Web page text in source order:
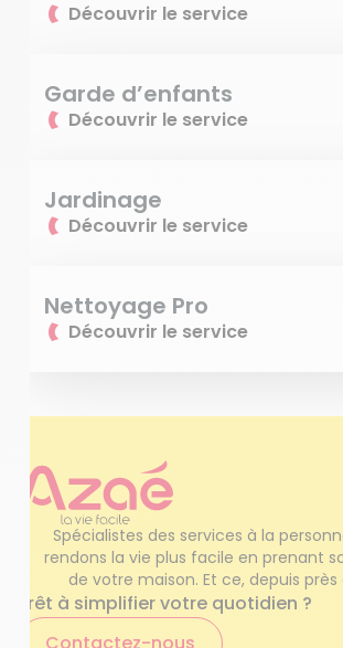
Découvrir le service
Garde d’enfants
Découvrir le service
Jardinage
Découvrir le service
Nettoyage Pro
Découvrir le service
Spécialistes des services à la
rendons la vie plus facile en prenant
de votre maison. Et ce, depuis près
Prêt à simplifier votre quotidien ?